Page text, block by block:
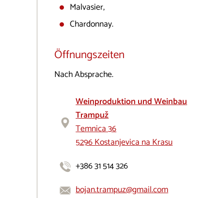
Malvasier,
Chardonnay.
Öffnungszeiten
Nach Absprache.
Weinproduktion und Weinbau
Trampuž
Temnica 36
5296 Kostanjevica na Krasu
+386 31 514 326
bojan.trampuz@gmail.com